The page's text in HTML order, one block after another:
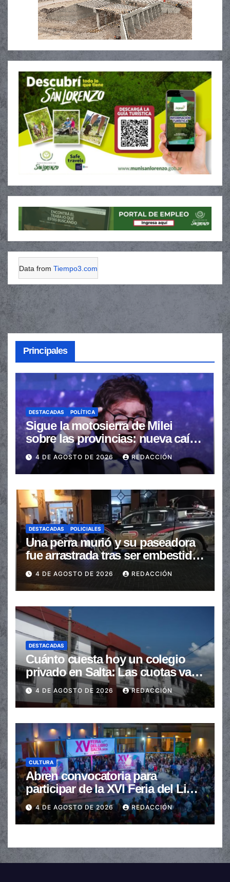
Data from Tiempo3.com
Principales
DESTACADAS POLÍTICA
Sigue la motosierra de Milei
sobre las provincias: nueva caída
de las transferencias no
automáticas
4 DE AGOSTO DE 2026 REDACCIÓN
DESTACADAS POLICIALES
Una perra murió y su paseadora
fue arrastrada tras ser embestidas
en la senda peatonal
4 DE AGOSTO DE 2026 REDACCIÓN
DESTACADAS
Cuánto cuesta hoy un colegio
privado en Salta: Las cuotas van
de $110.000 a más de $600.000
4 DE AGOSTO DE 2026 REDACCIÓN
CULTURA
Abren convocatoria para
participar de la XVI Feria del Libro
de Salta
4 DE AGOSTO DE 2026 REDACCIÓN